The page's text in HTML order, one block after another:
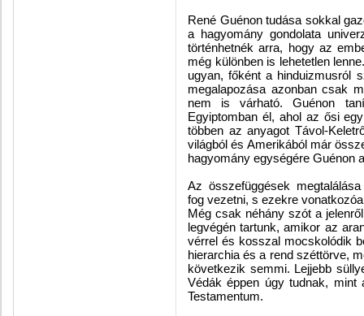
René Guénon tudása sokkal
a hagyomány gondolata
történhetnék arra, hogy az
még különben is lehetetlen
ugyan, főként a hinduizmusról
megalapozása azonban csak
nem is várható. Guénon
Egyiptomban él, ahol az ősi
többen az anyagot Távol-
világból és Amerikából már
hagyomány egységére Guénon
Az összefüggések
fog vezetni, s ezekre
Még csak néhány szót a
legvégén tartunk, amikor az
vérrel és kosszal mocskolódik
hierarchia és a rend széttörve,
következik semmi. Lejjebb
Védák éppen úgy tudnak,
Testamentum.